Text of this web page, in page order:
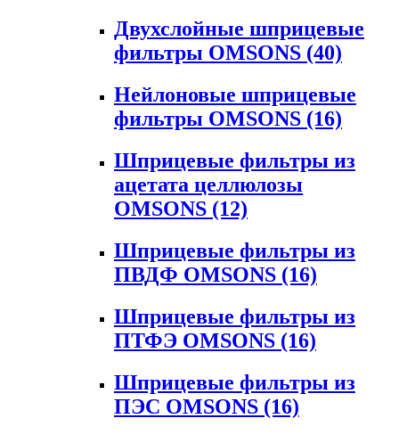
Двухслойные шприцевые
фильтры OMSONS (40)
Нейлоновые шприцевые
фильтры OMSONS (16)
Шприцевые фильтры из
ацетата целлюлозы
OMSONS (12)
Шприцевые фильтры из
ПВДФ OMSONS (16)
Шприцевые фильтры из
ПТФЭ OMSONS (16)
Шприцевые фильтры из
ПЭС OMSONS (16)